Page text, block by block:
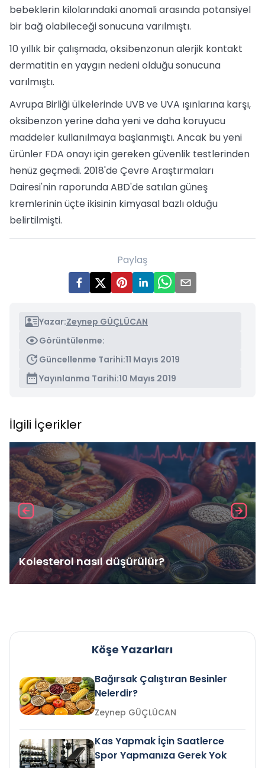
bebeklerin kilolarındaki anomali arasında potansiyel
bir bağ olabileceği sonucuna varılmıştı.
10 yıllık bir çalışmada, oksibenzonun alerjik kontakt
dermatitin en yaygın nedeni olduğu sonucuna
varılmıştı.
Avrupa Birliği ülkelerinde UVB ve UVA ışınlarına karşı,
oksibenzon yerine daha yeni ve daha koruyucu
maddeler kullanılmaya başlanmıştı. Ancak bu yeni
ürünler FDA onayı için gereken güvenlik testlerinden
henüz geçmedi. 2018'de Çevre Araştırmaları
Dairesi'nin raporunda ABD'de satılan güneş
kremlerinin üçte ikisinin kimyasal bazlı olduğu
belirtilmişti.
Paylaş
Yazar:Zeynep GÜÇLÜCAN
Görüntülenme:
Güncellenme Tarihi:11 Mayıs 2019
Yayınlanma Tarihi:10 Mayıs 2019
İlgili İçerikler
Kolesterol nasıl düşürülür?
Köşe Yazarları
Bağırsak Çalıştıran Besinler
Nelerdir?
Zeynep GÜÇLÜCAN
Kas Yapmak İçin Saatlerce
Spor Yapmanıza Gerek Yok